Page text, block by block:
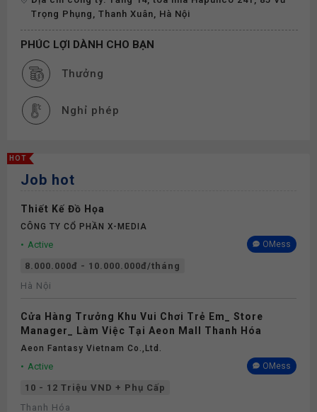
Trọng Phụng, Thanh Xuân, Hà Nội
PHÚC LỢI DÀNH CHO BẠN
Thưởng
Nghỉ phép
HOT
Job hot
Thiết Kế Đồ Họa
CÔNG TY CỔ PHẦN X-MEDIA
Active OMess
8.000.000đ - 10.000.000đ/tháng
Hà Nội
Cửa Hàng Trưởng Khu Vui Chơi Trẻ Em_ Store
Manager_ Làm Việc Tại Aeon Mall Thanh Hóa
Aeon Fantasy Vietnam Co.,ltd.
Active OMess
10 - 12 Triệu VND + Phụ Cấp
Thanh Hóa